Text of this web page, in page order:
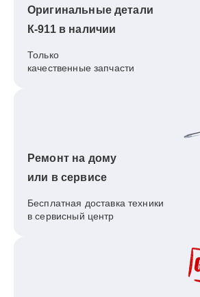
Оригинальные детали
К-911 в наличии
Только
качественные запчасти
Ремонт на дому
или в сервисе
Бесплатная доставка техники
в сервисный центр